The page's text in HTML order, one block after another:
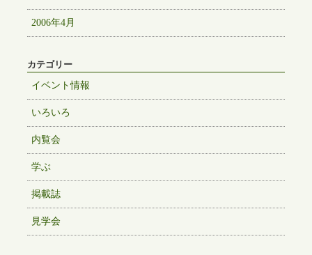
2006年4月
カテゴリー
イベント情報
いろいろ
内覧会
学ぶ
掲載誌
見学会